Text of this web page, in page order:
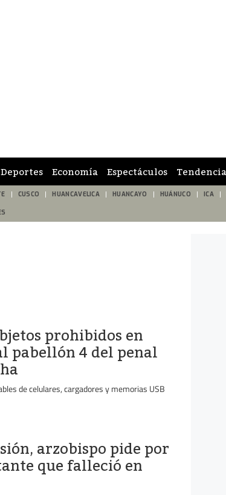
Deportes Economía Espectáculos Tendencia
CUSCO HUANCAVELICA HUANCAYO HUÁNUCO ICA
prohibidos en
pabellón 4 del penal
de celulares, cargadores y memorias USB
arzobispo pide por
que falleció en